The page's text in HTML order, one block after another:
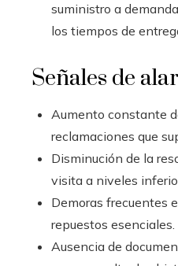
suministro a
los tiempos de
Señales de
Aumento constante
reclamaciones que
Disminución de la
visita a niveles
Demoras frecuentes
repuestos esenciales.
Ausencia de